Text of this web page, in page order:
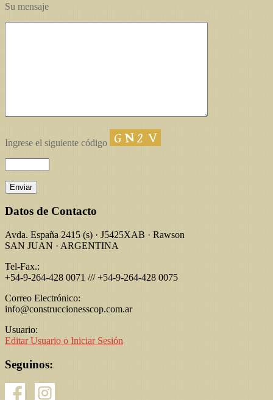
Su mensaje
Ingrese el siguiente código
Datos de Contacto
Avda. España 2415 (s) · J5425XAB · Rawson
SAN JUAN · ARGENTINA
Tel-Fax.:
+54-9-264-428 0071 /// +54-9-264-428 0075
Correo Electrónico:
info@construccionesscop.com.ar
Usuario:
Editar Usuario o Iniciar Sesión
Seguinos: